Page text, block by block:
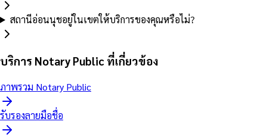
สถานีอ่อนนุชอยู่ในเขตให้บริการของคุณหรือไม่?
บริการ Notary Public ที่เกี่ยวข้อง
ภาพรวม Notary Public
รับรองลายมือชื่อ